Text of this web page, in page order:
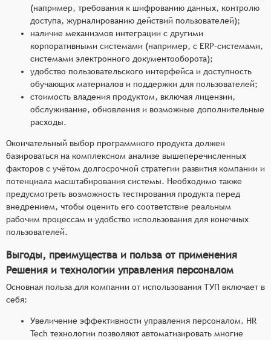
(например, требования к шифрованию данных, контролю
доступа, журналированию действий пользователей);
наличие механизмов интеграции с другими
корпоративными системами (например, с ERP-системами,
системами электронного документооборота);
удобство пользовательского интерфейса и доступность
обучающих материалов и поддержки для пользователей;
стоимость владения продуктом, включая лицензии,
обслуживание, обновления и возможные дополнительные
расходы.
Окончательный выбор программного продукта должен
базироваться на комплексном анализе вышеперечисленных
факторов с учётом долгосрочной стратегии развития компании и
потенциала масштабирования системы. Необходимо также
предусмотреть возможность тестирования продукта перед
внедрением, чтобы оценить его соответствие реальным
рабочим процессам и удобство использования для конечных
пользователей.
Выгоды, преимущества и польза от применения
Решения и технологии управления персоналом
Основная польза для компании от использования ТУП включает в
себя:
Увеличение эффективности управления персоналом. HR
Tech технологии позволяют автоматизировать многие